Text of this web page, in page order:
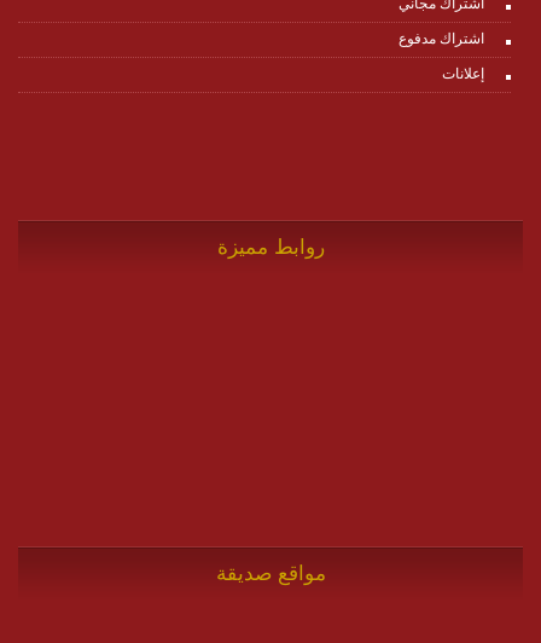
اشتراك مدفوع
إعلانات
روابط مميزة
مواقع صديقة